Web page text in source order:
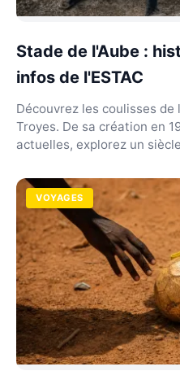
Stade de l'Aube :
infos de l'ESTAC
Découvrez les coulisses
Troyes. De sa création en
actuelles, explorez un
VOYAGES